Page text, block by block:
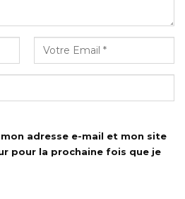
adresse e-mail et mon site
pour la prochaine fois que je